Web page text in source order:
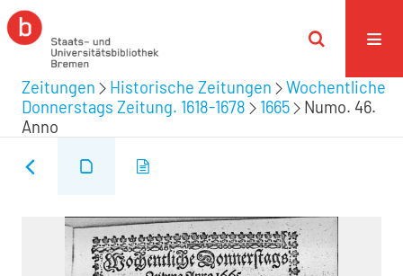
Zeitungen Historische Zeitungen
Wochentliche
Donnerstags Zeitung. 1618-1678
1665
Numo. 46.
Anno